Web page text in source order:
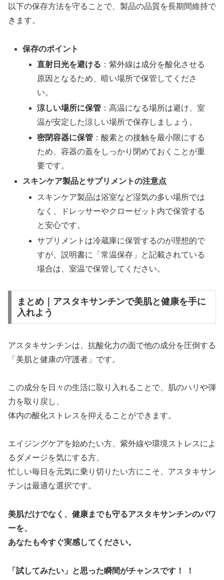
以下の保存方法を守ることで、製品の品質を長期間維持で
きます。
保存のポイント
直射日光を避ける ：紫外線は成分を酸化させる
原因となるため、暗い場所で保管してくださ
い。
涼しい場所に保管 ：高温になる場所は避け、室
温が安定した涼しい場所で保存しましょう。
密閉容器に保管 ：酸素との接触を最小限にする
ため、容器の蓋をしっかり閉めておくことが重
要です。
スキンケア製品とサプリメントの注意点
スキンケア製品は浴室など湿気の多い場所では
なく、ドレッサーやクローゼット内で保管する
と安心です。
サプリメントは冷蔵庫に保管するのが理想的で
すが、説明書に「常温保存」と記載されている
場合は、室温で保管してください。
まとめ｜アスタキサンチンで美肌と健康を手に
入れよう
アスタキサンチンは、抗酸化力の面で他の成分を圧倒する
「美肌と健康の守護者」です。
この成分を日々の生活に取り入れることで、肌のハリや弾
力を取り戻し、
体内の酸化ストレスを抑えることができます。
エイジングケアを始めたい方、紫外線や環境ストレスによ
るダメージを気にする方、
忙しい毎日を元気に乗り切りたい方にこそ、アスタキサン
チンは最適な選択です。
美肌だけでなく、健康までも守るアスタキサンチンのパワ
ーを、
あなたも今すぐ実感してください。
「試してみたい」と思った瞬間がチャンスです！ ！